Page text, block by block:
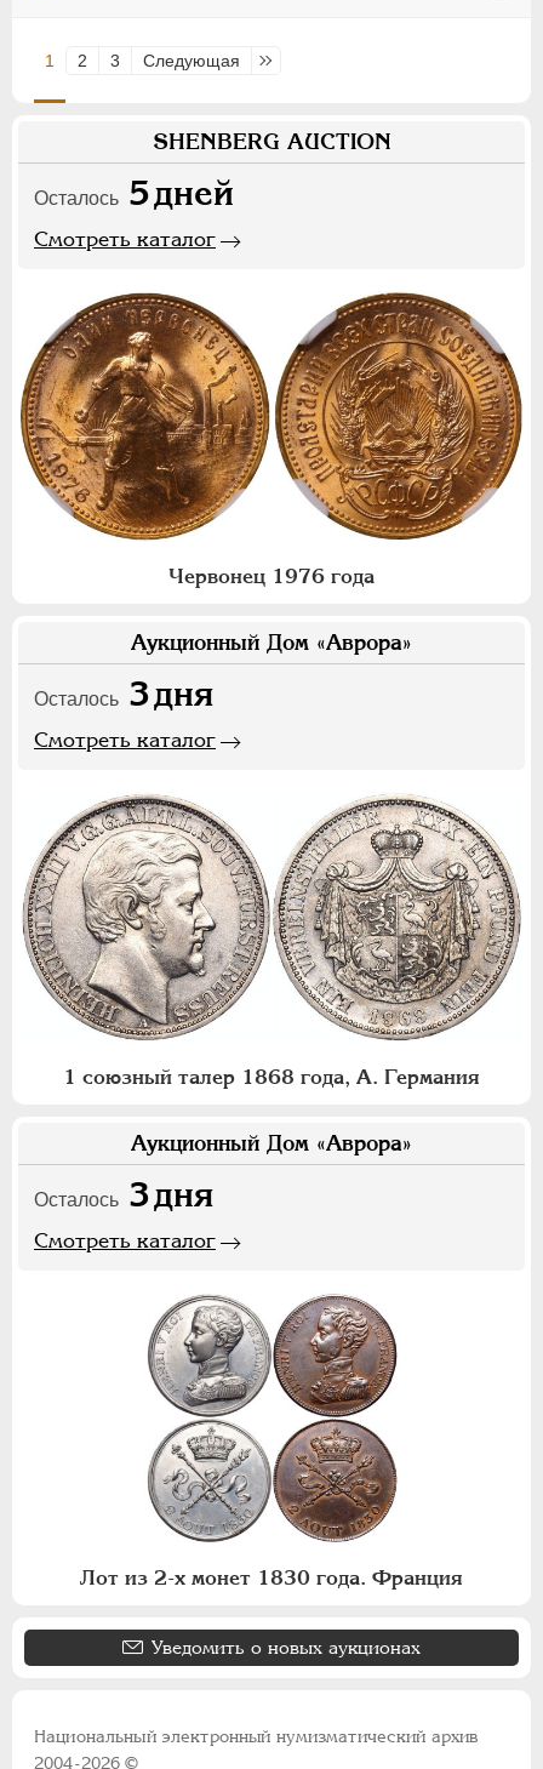
1 2 3 Следующая Последняя
SHENBERG AUCTION
Осталось 5дней
Смотреть каталог
Червонец 1976 года
Аукционный Дом «Аврора»
Осталось 3дня
Смотреть каталог
1 союзный талер 1868 года, А. Германия
Аукционный Дом «Аврора»
Осталось 3дня
Смотреть каталог
Лот из 2-х монет 1830 года. Франция
Уведомить о новых аукционах
Национальный электронный нумизматический архив
2004-2026 ©